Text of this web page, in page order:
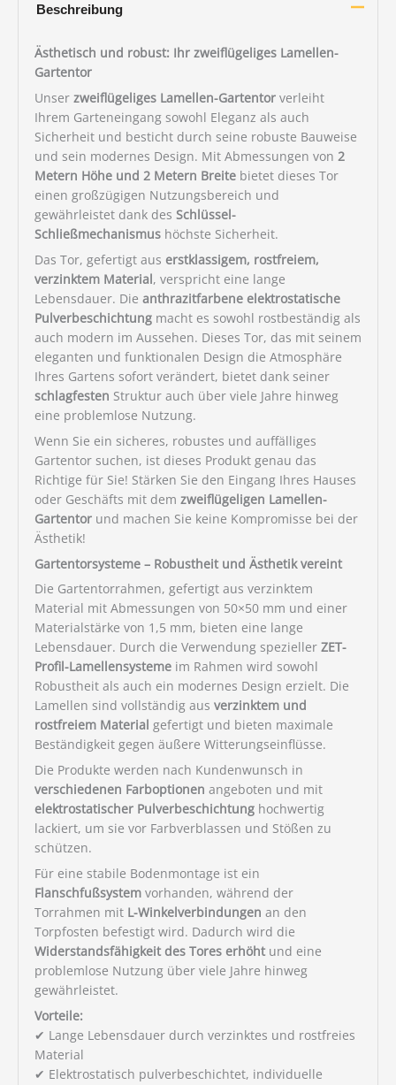
Beschreibung
Ästhetisch und robust: Ihr zweiflügeliges Lamellen-
Gartentor
Unser zweiflügeliges Lamellen-Gartentorverleiht
Ihrem Garteneingang sowohl Eleganz als auch
Sicherheit und besticht durch seine robuste Bauweise
und sein modernes Design. Mit Abmessungen von 2
Metern Höhe und 2 Metern Breitebietet dieses Tor
einen großzügigen Nutzungsbereich und
gewährleistet dank des Schlüssel-
Schließmechanismushöchste Sicherheit.
Das Tor, gefertigt aus erstklassigem, rostfreiem,
verzinktem Material, verspricht eine lange
Lebensdauer. Die anthrazitfarbene elektrostatische
Pulverbeschichtungmacht es sowohl rostbeständig als
auch modern im Aussehen. Dieses Tor, das mit seinem
eleganten und funktionalen Design die Atmosphäre
Ihres Gartens sofort verändert, bietet dank seiner
schlagfesten Struktur auch über viele Jahre hinweg
eine problemlose Nutzung.
Wenn Sie ein sicheres, robustes und auffälliges
Gartentor suchen, ist dieses Produkt genau das
Richtige für Sie! Stärken Sie den Eingang Ihres Hauses
oder Geschäfts mit dem zweiflügeligen Lamellen-
Gartentorund machen Sie keine Kompromisse bei der
Ästhetik!
Gartentorsysteme – Robustheit und Ästhetik vereint
Die Gartentorrahmen, gefertigt aus verzinktem
Material mit Abmessungen von 50×50 mm und einer
Materialstärke von 1,5 mm, bieten eine lange
Lebensdauer. Durch die Verwendung spezieller ZET-
Profil-Lamellensystemeim Rahmen wird sowohl
Robustheit als auch ein modernes Design erzielt. Die
Lamellen sind vollständig aus verzinktem und
rostfreiem Material gefertigt und bieten maximale
Beständigkeit gegen äußere Witterungseinflüsse.
Die Produkte werden nach Kundenwunsch in
verschiedenen Farboptionen angeboten und mit
elektrostatischer Pulverbeschichtunghochwertig
lackiert, um sie vor Farbverblassen und Stößen zu
schützen.
Für eine stabile Bodenmontage ist ein
Flanschfußsystemvorhanden, während der
Torrahmen mit L-Winkelverbindungen an den
Torpfosten befestigt wird. Dadurch wird die
Widerstandsfähigkeit des Tores erhöhtund eine
problemlose Nutzung über viele Jahre hinweg
gewährleistet.
Vorteile:
✔ Lange Lebensdauer durch verzinktes und rostfreies
Material
✔ Elektrostatisch pulverbeschichtet, individuelle